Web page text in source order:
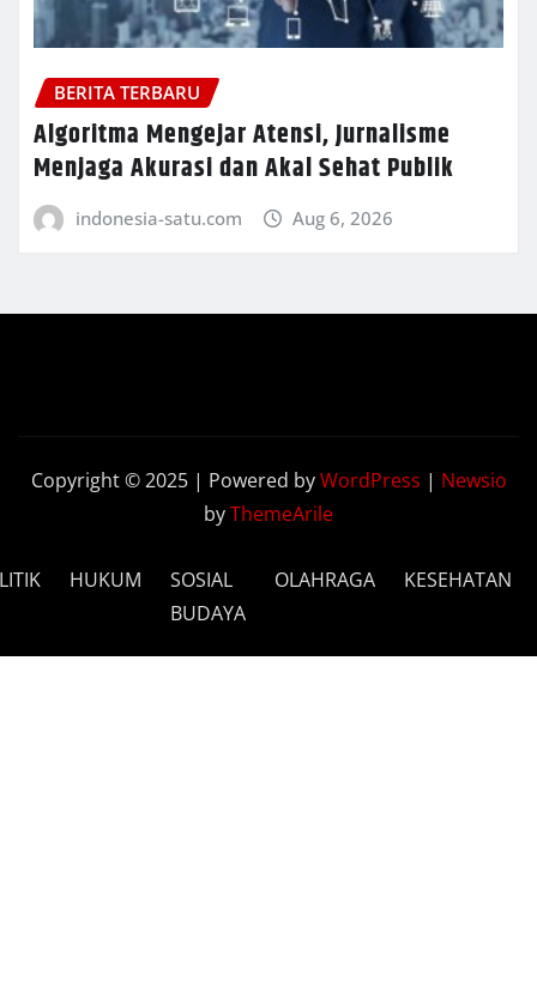
BERITA TERBARU
Algoritma Mengejar Atensi, Jurnalisme
Menjaga Akurasi dan Akal Sehat Publik
indonesia-satu.com Aug 6, 2026
Copyright © 2025 | Powered byWordPress | Newsio
byThemeArile
HUKUM
SOSIAL
BUDAYA
OLAHRAGA KESEHATAN